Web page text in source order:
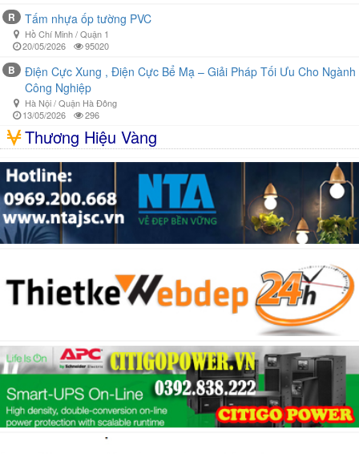
R Tấm nhựa ốp tường PVC
Hồ Chí Minh / Quận 1
20/05/2026
95020
B
Điện Cực Xung , Điện Cực Bể Mạ – Giải Pháp Tối Ưu Cho Ngành
Công Nghiệp
Hà Nội / Quận Hà Đông
13/05/2026
296
Thương Hiệu Vàng